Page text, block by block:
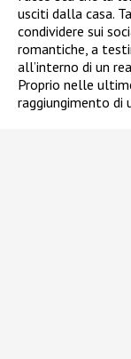
usciti dalla casa.
condividere sui
romantiche, a
all’interno di un
Proprio nelle
raggiungimento di